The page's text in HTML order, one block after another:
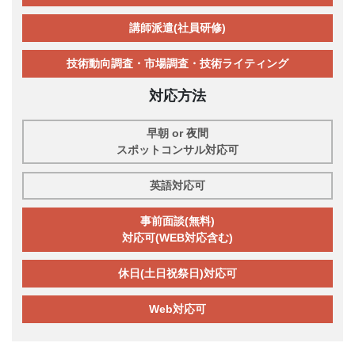
講師派遣(社員研修)
技術動向調査・市場調査・技術ライティング
対応方法
早朝 or 夜間
スポットコンサル対応可
英語対応可
事前面談(無料)
対応可(WEB対応含む)
休日(土日祝祭日)対応可
Web対応可